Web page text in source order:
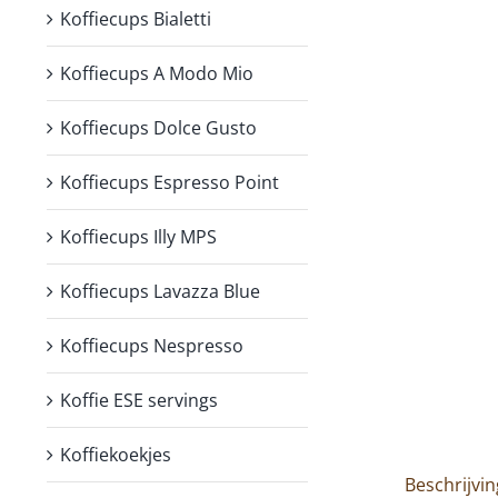
Koffiecups Bialetti
Koffiecups A Modo Mio
Koffiecups Dolce Gusto
Koffiecups Espresso Point
Koffiecups Illy MPS
Koffiecups Lavazza Blue
Koffiecups Nespresso
Koffie ESE servings
Koffiekoekjes